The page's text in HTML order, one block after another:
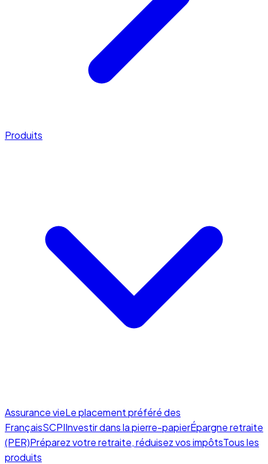
Produits
Assurance vieLe placement préféré des
FrançaisSCPIInvestir dans la pierre-papierÉpargne retraite
(PER)Préparez votre retraite, réduisez vos impôtsTous les
produits